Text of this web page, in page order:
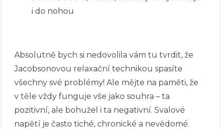
i do nohou
Absolutně bych si nedovolila vám tu tvrdit, že
Jacobsonovou relaxační technikou spasíte
všechny své problémy! Ale mějte na paměti, že
v těle vždy funguje vše jako souhra – ta
pozitivní, ale bohužel i ta negativní. Svalové
napětí je často tiché, chronické a nevědomé.